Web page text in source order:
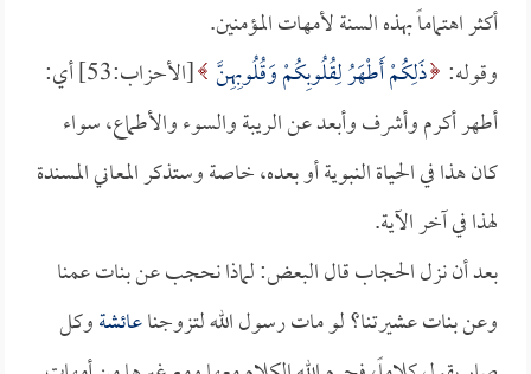
أكثر اهتماماً بهذه السنة لأمهات المؤمنين.
وقوله: ذَلِكُمْ أَطْهَرُ لِقُلُوبِكُمْ وَقُلُوبِهِنَّ
[الأحزاب:53] أي:
أطهر أكرم وأشرف وأبعد عن الريبة والسوء والأطماع، سواء
كان هذا في الحياة النبوية أو بعده، خاصة وستذكر المعاني المسندة
لهذا في آخر الآية.
بعد أن نزل الحجاب قال البعض: لماذا نحجب عن بنات عمنا
وعن بنات عشيرتنا؟ لو مات رسول الله لتزوجناعائشةوكل